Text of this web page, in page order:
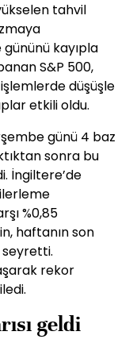
tahvil
kayıpla
S&P 500,
düşüşle
etkili oldu.
günü 4 baz
sonra bu
İngiltere’de
%0,85
haftanın son
rekor
geldi